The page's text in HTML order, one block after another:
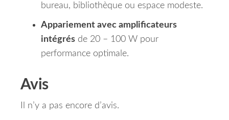
bureau, bibliothèque ou espace modeste.
Appariement avec amplificateurs
intégrés de 20 – 100 W pour
performance optimale.
Avis
Il n’y a pas encore d’avis.